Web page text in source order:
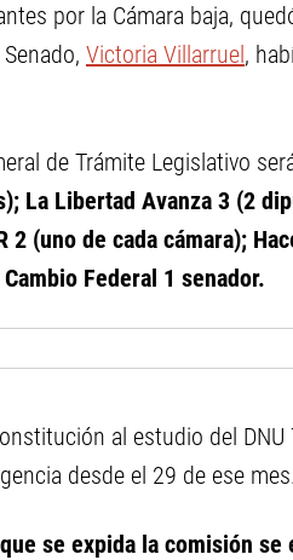
por la Cámara baja,
Victoria Villarruel,
de Trámite Legislativo
La Libertad Avanza 3 (2
2 (uno de cada cámara);
Federal 1 senador.
al estudio del
desde el 29 de ese mes.
se expida la comisión se